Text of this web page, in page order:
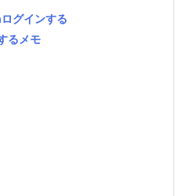
グインする
るメモ